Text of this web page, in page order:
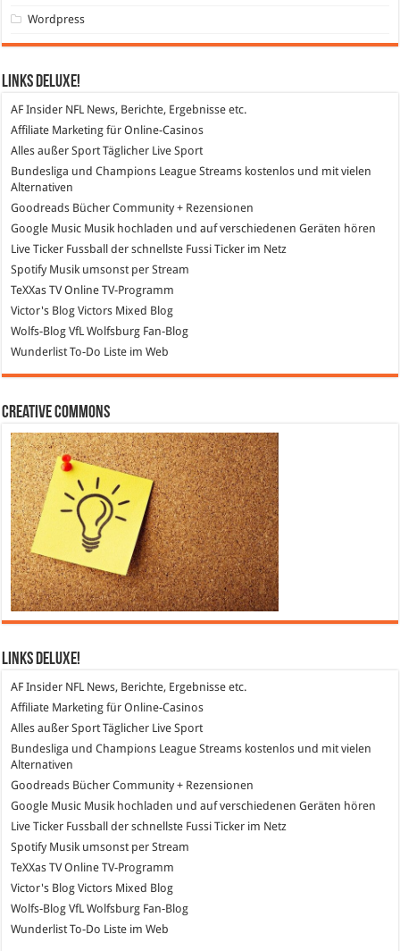
Wordpress
Links DeLuXe!
AF Insider NFL News, Berichte, Ergebnisse etc.
Affiliate Marketing für Online-Casinos
Alles außer SportTäglicher Live Sport
Bundesliga und Champions League Streams kostenlos und mit vielen
Alternativen
Goodreads Bücher Community + Rezensionen
Google Music Musik hochladen und auf verschiedenen Geräten hören
Live Ticker Fussball
der schnellste Fussi Ticker im Netz
SpotifyMusik umsonst per Stream
TeXXas TVOnline TV-Programm
Victor's Blog Victors Mixed Blog
Wolfs-Blog VfL Wolfsburg Fan-Blog
WunderlistTo-Do Liste im Web
Creative Commons
Links DeLuXe!
AF Insider NFL News, Berichte, Ergebnisse etc.
Affiliate Marketing für Online-Casinos
Alles außer Sport Täglicher Live Sport
Bundesliga und Champions League Streams kostenlos und mit vielen
Alternativen
Goodreads Bücher Community + Rezensionen
Google Music Musik hochladen und auf verschiedenen Geräten hören
Live Ticker Fussball
der schnellste Fussi Ticker im Netz
SpotifyMusik umsonst per Stream
TeXXas TVOnline TV-Programm
Victor's Blog Victors Mixed Blog
Wolfs-Blog VfL Wolfsburg Fan-Blog
Wunderlist To-Do Liste im Web